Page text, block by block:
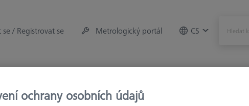
se / Registrovat se Metrologický portál CS
ochrany osobních údajů